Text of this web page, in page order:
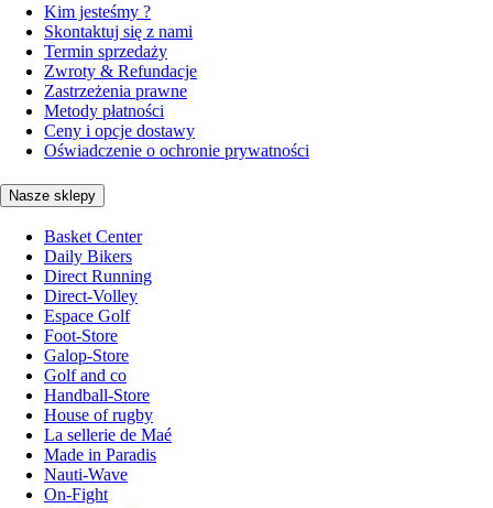
Kim jesteśmy ?
Skontaktuj się z nami
Termin sprzedaży
Zwroty & Refundacje
Zastrzeżenia prawne
Metody płatności
Ceny i opcje dostawy
Oświadczenie o ochronie prywatności
Nasze sklepy
Basket Center
Daily Bikers
Direct Running
Direct-Volley
Espace Golf
Foot-Store
Galop-Store
Golf and co
Handball-Store
House of rugby
La sellerie de Maé
Made in Paradis
Nauti-Wave
On-Fight